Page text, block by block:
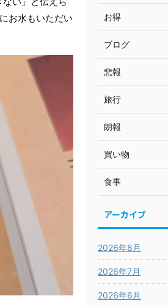
お水もいただい
お得
ブログ
悲報
旅行
朗報
買い物
食事
アーカイブ
2026年8月
2026年7月
2026年6月